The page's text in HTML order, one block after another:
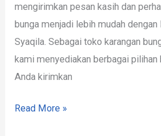
mengirimkan pesan kasih dan
bunga menjadi lebih mudah dengan
Syaqila. Sebagai toko karangan
kami menyediakan berbagai pilihan
Anda kirimkan
Read More »